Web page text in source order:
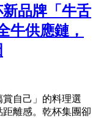
品牌「牛舌
牛供應鏈，
自己」的料理選
離感。乾杯集團卻